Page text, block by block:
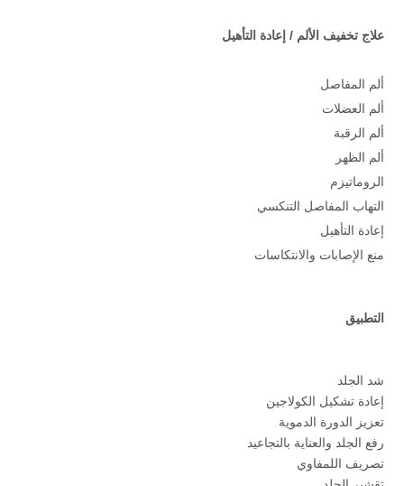
علاج تخفيف الألم / إعادة التأهيل
ألم المفاصل
ألم العضلات
ألم الرقبة
ألم الظهر
الروماتيزم
التهاب المفاصل التنكسي
إعادة التأهيل
منع الإصابات والانتكاسات
التطبيق
شد الجلد
إعادة تشكيل الكولاجين
تعزيز الدورة الدموية
رفع الجلد والعناية بالتجاعيد
تصريف اللمفاوي